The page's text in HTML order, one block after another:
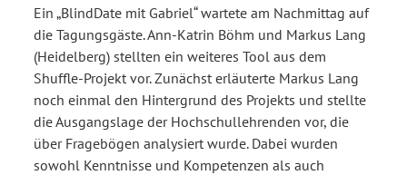
Ein „BlindDate mit Gabriel“ wartete am Nachmittag auf
die Tagungsgäste. Ann-Katrin Böhm und Markus Lang
(Heidelberg) stellten ein weiteres Tool aus dem
Shuffle-Projekt vor. Zunächst erläuterte Markus Lang
noch einmal den Hintergrund des Projekts und stellte
die Ausgangslage der Hochschullehrenden vor, die
über Fragebögen analysiert wurde. Dabei wurden
sowohl Kenntnisse und Kompetenzen als auch